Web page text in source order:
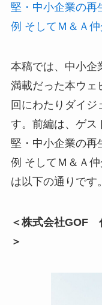
堅・中小企業の再
例 そしてＭ＆Ａ仲
本稿では、中小企
満載だった本ウェ
回にわたりダイジ
す。前編は、ゲス
堅・中小企業の再
例 そしてＭ＆Ａ
は以下の通りです。
＜株式会社GOF
＞